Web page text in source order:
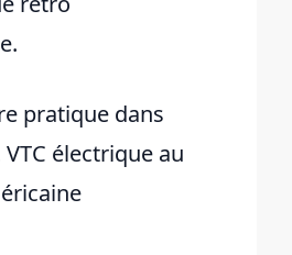
pratique dans
électrique au